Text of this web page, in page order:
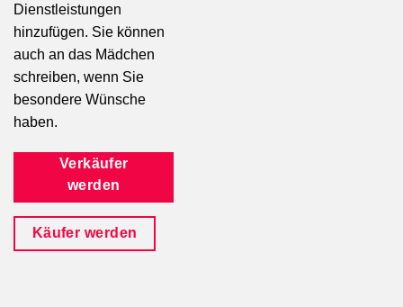
Dienstleistungen
hinzufügen. Sie können
auch an das Mädchen
schreiben, wenn Sie
besondere Wünsche
haben.
Verkäufer
werden
Käufer werden